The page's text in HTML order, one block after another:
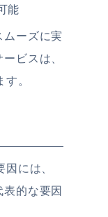
能
ムーズに実
ビスは、
。
には、
的な要因